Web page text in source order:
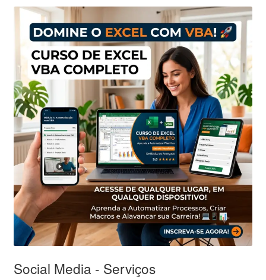
Social Media - Serviços